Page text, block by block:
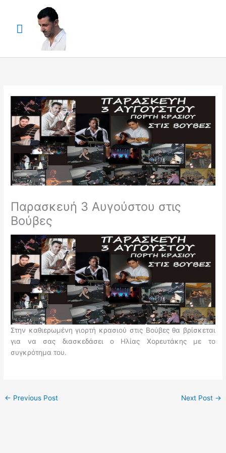
content
Main
Menu
Παρασκευή 3 Αυγούστου στις
Βούβες
Στην καθιερωμένη γιορτή κρασιού στις Βούβες θα βρίσκεται
για να σας διασκεδάσει ο Ηλίας Χορευτάκης με το
συγκρότημα του.
← Previous Post Next Post →